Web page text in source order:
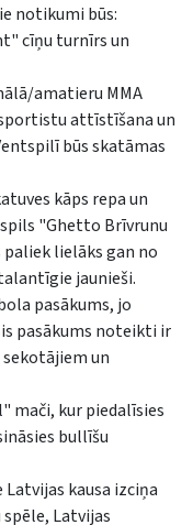
notikumi būs:
cīņu turnīrs un
amatieru MMA
attīstīšana un
būs skatāmas
kāps repa un
"Ghetto Brīvrunu
lielāks gan no
jaunieši.
pasākums, jo
pasākums noteikti ir
un
kur piedalīsies
bullīšu
kausa izciņa
Latvijas